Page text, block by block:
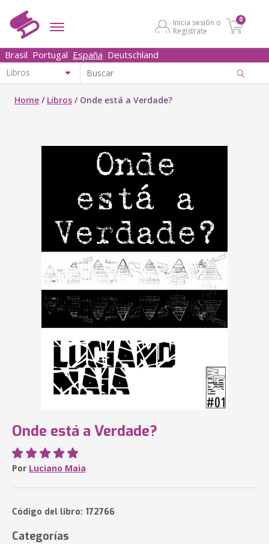
Inicia sesión o
Regístrate
0
Brasil Portugal España Deutschland
Home / Libros / Onde está a Verdade?
Onde está a Verdade?
Por Luciano Maia
Código del libro: 172766
Categorías